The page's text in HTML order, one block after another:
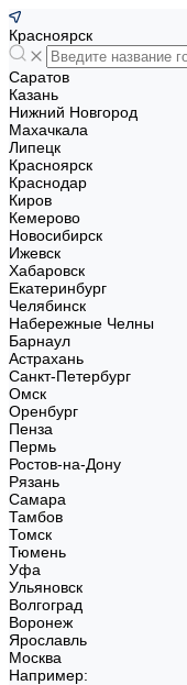
Красноярск
Саратов
Казань
Нижний Новгород
Махачкала
Липецк
Красноярск
Краснодар
Киров
Кемерово
Новосибирск
Ижевск
Хабаровск
Екатеринбург
Челябинск
Набережные Челны
Барнаул
Астрахань
Санкт-Петербург
Омск
Оренбург
Пенза
Пермь
Ростов-на-Дону
Рязань
Самара
Тамбов
Томск
Тюмень
Уфа
Ульяновск
Волгоград
Воронеж
Ярославль
Москва
Например: